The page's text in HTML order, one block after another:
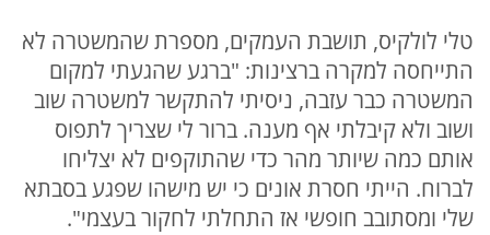
טלי לולקיס, תושבת העמקים, מספרת שהמשטרה לא
התייחסה למקרה ברצינות: "ברגע שהגעתי למקום
המשטרה כבר עזבה, ניסיתי להתקשר למשטרה שוב
ושוב ולא קיבלתי אף מענה. ברור לי שצריך לתפוס
אותם כמה שיותר מהר כדי שהתוקפים לא יצליחו
לברוח. הייתי חסרת אונים כי יש מישהו שפגע בסבתא
שלי ומסתובב חופשי אז התחלתי לחקור בעצמי".